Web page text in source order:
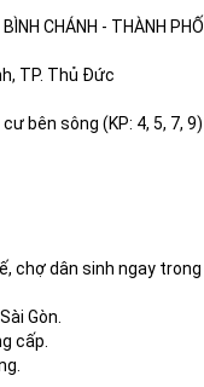
CHÁNH - THÀNH
TP. Thủ Đức
bên sông (KP: 4, 5, 7,
chợ dân sinh ngay trong
Gòn.
cấp.